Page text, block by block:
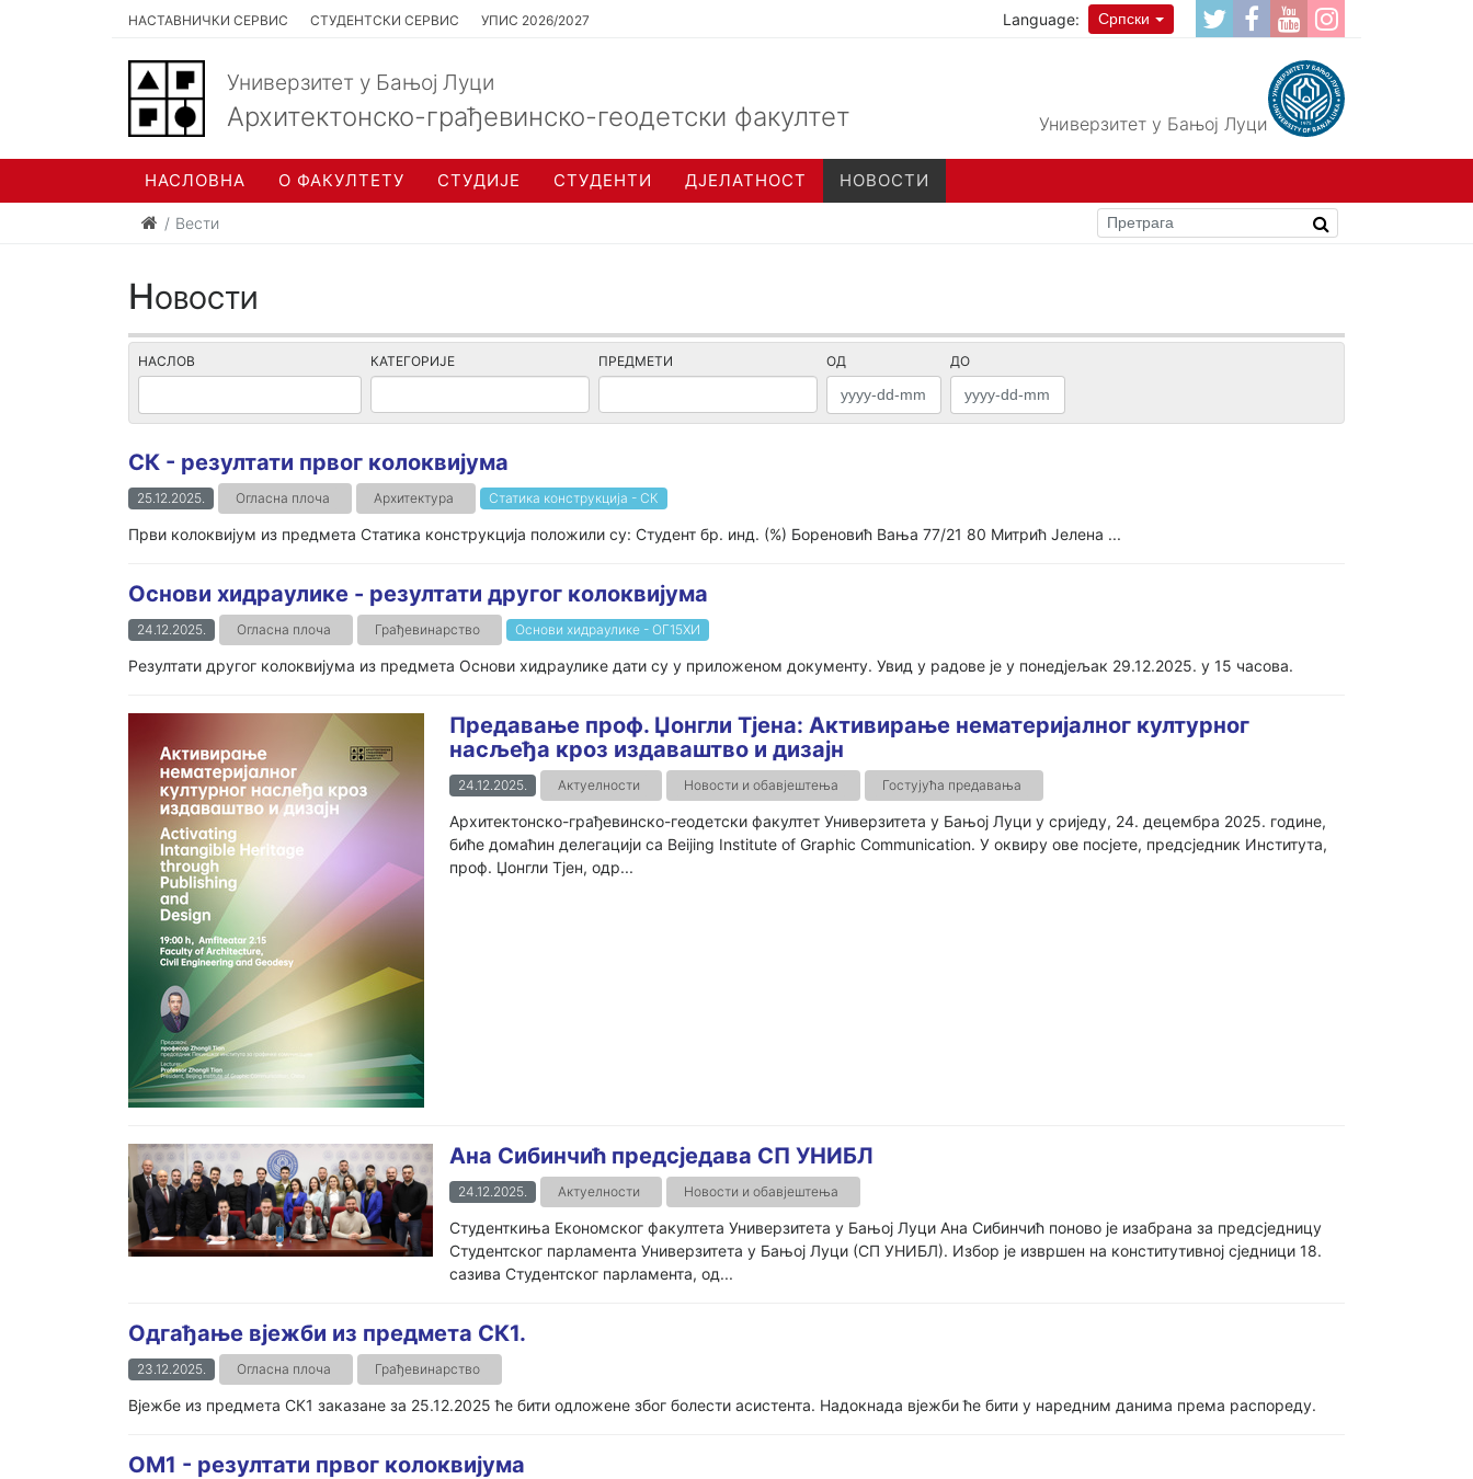
НАСТАВНИЧКИ СЕРВИС СТУДЕНТСКИ СЕРВИС УПИС 2026/2027 Language: Српски
Универзитет у Бањој Луци
Архитектонско-грађевинско-геодетски факултет Универзитет у Бањој Луци
НАСЛОВНА О ФАКУЛТЕТУ СТУДИЈЕ СТУДЕНТИ ДЈЕЛАТНОСТ НОВОСТИ
Вести
Новости
НАСЛОВ КАТЕГОРИЈЕ ПРЕДМЕТИ ОД ДО
СК - резултати првог колоквијума
25.12.2025. Огласна плоча Архитектура Статика конструкција - СК
Први колоквијум из предмета Статика конструкција положили су: Студент бр. инд. (%) Бореновић Вања 77/21 80 Митрић Јелена ...
Основи хидраулике - резултати другог колоквијума
24.12.2025. Огласна плоча Грађевинарство Основи хидраулике - ОГ15ХИ
Резултати другог колоквијума из предмета Основи хидраулике дати су у приложеном документу. Увид у радове је у понедјељак 29.12.2025. у 15 часова.
Предавање проф. Џонгли Тјена: Активирање нематеријалног културног
насљеђа кроз издаваштво и дизајн
24.12.2025. Актуелности Новости и обавјештења Гостујућа предавања
Архитектонско-грађевинско-геодетски факултет Универзитета у Бањој Луци у сриједу, 24. децембра 2025. године,
биће домаћин делегацији са Beijing Institute of Graphic Communication. У оквиру ове посјете, предсједник Института,
проф. Џонгли Тјен, одр...
Ана Сибинчић предсједава СП УНИБЛ
24.12.2025. Актуелности Новости и обавјештења
Студенткиња Економског факултета Универзитета у Бањој Луци Ана Сибинчић поново је изабрана за предсједницу
Студентског парламента Универзитета у Бањој Луци (СП УНИБЛ). Избор је извршен на конститутивној сједници 18.
сазива Студентског парламента, од...
Одгађање вјежби из предмета СК1.
23.12.2025. Огласна плоча Грађевинарство
Вјежбе из предмета СК1 заказане за 25.12.2025 ће бити одложене због болести асистента. Надокнада вјежби ће бити у наредним данима према распореду.
ОМ1 - резултати првог колоквијума